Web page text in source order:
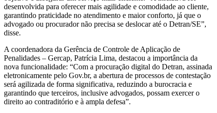
desenvolvida para oferecer mais agilidade e comodidade ao cliente,
garantindo praticidade no atendimento e maior conforto, já que o
advogado ou procurador não precisa se deslocar até o Detran/SE”,
disse.
A coordenadora da Gerência de Controle de Aplicação de
Penalidades – Gercap, Patrícia Lima, destacou a importância da
nova funcionalidade: “Com a procuração digital do Detran, assinada
eletronicamente pelo Gov.br, a abertura de processos de contestação
será agilizada de forma significativa, reduzindo a burocracia e
garantindo que terceiros, inclusive advogados, possam exercer o
direito ao contraditório e à ampla defesa”.